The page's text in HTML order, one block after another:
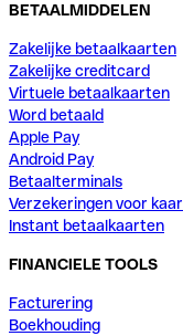
BETAALMIDDELEN
Zakelijke betaalkaarten
Zakelijke creditcard
Virtuele betaalkaarten
Word betaald
Apple Pay
Android Pay
Betaalterminals
Verzekeringen voor
Instant betaalkaarten
FINANCIELE TOOLS
Facturering
Boekhouding